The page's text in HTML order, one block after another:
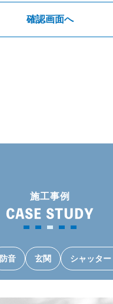
施工事例
CASE STUDY
防音 玄関 シャッタ